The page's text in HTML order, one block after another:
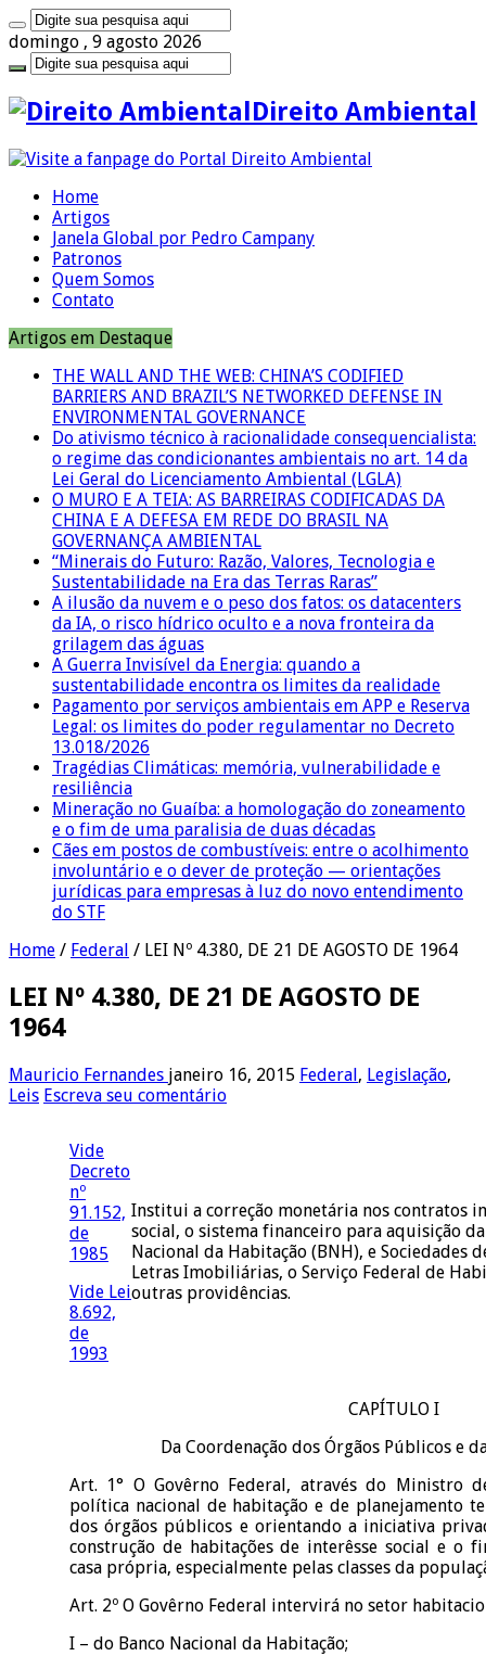
domingo , 9 agosto 2026
Direito Ambiental
Home
Artigos
Janela Global por Pedro Campany
Patronos
Quem Somos
Contato
Artigos em Destaque
THE WALL AND THE WEB: CHINA’S CODIFIED
BARRIERS AND BRAZIL’S NETWORKED DEFENSE IN
ENVIRONMENTAL GOVERNANCE
Do ativismo técnico à racionalidade consequencialista:
o regime das condicionantes ambientais no art. 14 da
Lei Geral do Licenciamento Ambiental (LGLA)
O MURO E A TEIA: AS BARREIRAS CODIFICADAS DA
CHINA E A DEFESA EM REDE DO BRASIL NA
GOVERNANÇA AMBIENTAL
“Minerais do Futuro: Razão, Valores, Tecnologia e
Sustentabilidade na Era das Terras Raras”
A ilusão da nuvem e o peso dos fatos: os datacenters
da IA, o risco hídrico oculto e a nova fronteira da
grilagem das águas
A Guerra Invisível da Energia: quando a
sustentabilidade encontra os limites da realidade
Pagamento por serviços ambientais em APP e Reserva
Legal: os limites do poder regulamentar no Decreto
13.018/2026
Tragédias Climáticas: memória, vulnerabilidade e
resiliência
Mineração no Guaíba: a homologação do zoneamento
e o fim de uma paralisia de duas décadas
Cães em postos de combustíveis: entre o acolhimento
involuntário e o dever de proteção — orientações
jurídicas para empresas à luz do novo entendimento
do STF
Home / Federal / LEI Nº 4.380, DE 21 DE AGOSTO DE 1964
LEI Nº 4.380, DE 21 DE AGOSTO DE
1964
Mauricio Fernandes janeiro 16, 2015 Federal, Legislação,
Leis Escreva seu comentário
Vide
Decreto
nº
91.152,
de
1985
Vide Lei
8.692,
de
1993
Institui a correção monetária nos contratos
social, o sistema financeiro para aquisição
Nacional da Habitação (BNH), e Sociedades
Letras Imobiliárias, o Serviço Federal de
outras providências.
CAPÍTULO I
Da Coordenação dos Órgãos Públicos e
Art. 1° O Govêrno Federal, através do Ministro
política nacional de habitação e de planejamento
dos órgãos públicos e orientando a iniciativa
construção de habitações de interêsse social e o
casa própria, especialmente pelas classes da
Art. 2º O Govêrno Federal intervirá no setor
I – do Banco Nacional da Habitação;